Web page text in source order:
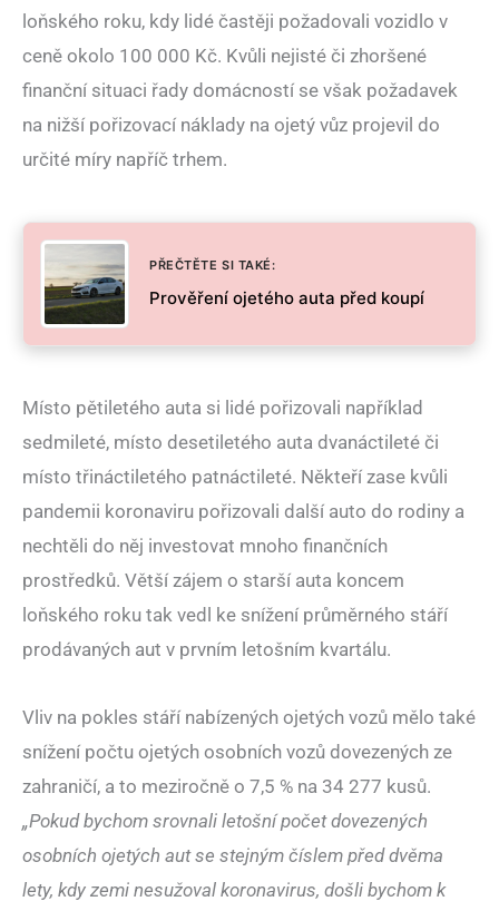
loňského roku, kdy lidé častěji požadovali vozidlo v
ceně okolo 100 000 Kč. Kvůli nejisté či zhoršené
finanční situaci řady domácností se však požadavek
na nižší pořizovací náklady na ojetý vůz projevil do
určité míry napříč trhem.
PŘEČTĚTE SI TAKÉ:
Prověření ojetého auta před koupí
Místo pětiletého auta si lidé pořizovali například
sedmileté, místo desetiletého auta dvanáctileté či
místo třináctiletého patnáctileté. Někteří zase kvůli
pandemii koronaviru pořizovali další auto do rodiny a
nechtěli do něj investovat mnoho finančních
prostředků. Větší zájem o starší auta koncem
loňského roku tak vedl ke snížení průměrného stáří
prodávaných aut v prvním letošním kvartálu.
Vliv na pokles stáří nabízených ojetých vozů mělo také
snížení počtu ojetých osobních vozů dovezených ze
zahraničí, a to meziročně o 7,5 % na 34 277 kusů.
„Pokud bychom srovnali letošní počet dovezených
osobních ojetých aut se stejným číslem před dvěma
lety, kdy zemi nesužoval koronavirus, došli bychom k